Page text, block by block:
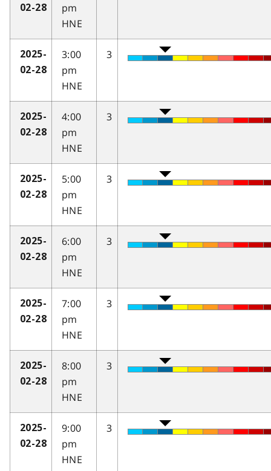
02-28
pm
HNE
2025-
02-28
3:00
pm
HNE
3
2025-
02-28
4:00
pm
HNE
3
2025-
02-28
5:00
pm
HNE
3
2025-
02-28
6:00
pm
HNE
3
2025-
02-28
7:00
pm
HNE
3
2025-
02-28
8:00
pm
HNE
3
2025-
02-28
9:00
pm
HNE
3